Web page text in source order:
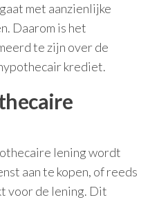
met aanzienlijke
Daarom is het
te zijn over de
krediet.
lening wordt
aan te kopen, of reeds
voor de lening. Dit